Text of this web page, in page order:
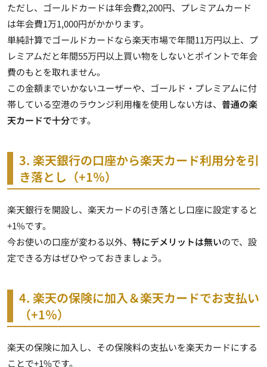
ただし、 ゴールドカードは年会費2,200円、プレミアムカード
は年会費1万1,000円がかかります。
単純計算でゴールドカードなら楽天市場で年間11万円以上、プ
レミアムだと年間55万円以上買い物をしないとポイントで年会
費のもとを取れません。
この金額までいかないユーザーや、ゴールド・プレミアムに付
帯している空港のラウンジ利用権を使用しない方は、 普通の楽
天カードで十分です。
3. 楽天銀行の口座から楽天カード利用分を引
き落とし（+1％）
楽天銀行を開設し、楽天カードの引き落とし口座に設定すると
+1%です。
今お使いの口座が変わる以外、 特にデメリットは無いので、設
定できる方はぜひやっておきましょう。
4. 楽天の保険に加入＆楽天カードでお支払い
（+1％）
楽天の保険に加入し、その保険料の支払いを楽天カードにする
ことで+1%です。